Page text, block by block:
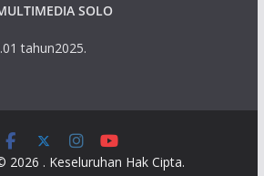
SOLO
tahun2025.
2026 . Keseluruhan Hak Cipta.